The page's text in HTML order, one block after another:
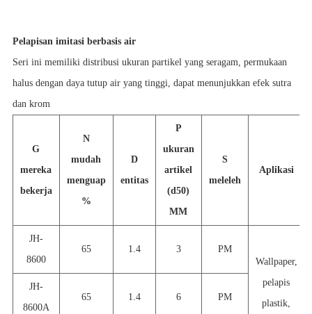
Pelapisan imitasi berbasis air
Seri ini memiliki distribusi ukuran partikel yang seragam, permukaan
halus dengan daya tutup air yang tinggi, dapat menunjukkan efek sutra
dan krom
G
mereka
bekerja
N
mudah
menguap
%
D
entitas
P
ukuran
artikel
(d50)
MM
S
meleleh
Aplikasi
JH-
8600
65 1.4 3
PM
Wallpaper,
pelapis
plastik,
JH-
8600A
65 1.4 6 PM